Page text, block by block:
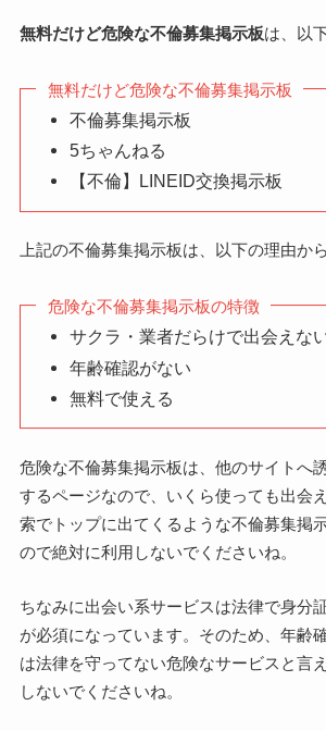
無料だけど危険な不倫募集掲示板は、以
無料だけど危険な不倫募集掲示板
不倫募集掲示板
5ちゃんねる
【不倫】LINEID交換掲示板
上記の不倫募集掲示板は、以下の理由か
危険な不倫募集掲示板の特徴
サクラ・業者だらけで出会えな
年齢確認がない
無料で使える
危険な不倫募集掲示板は、他のサイトへ
するページなので、いくら使っても出会
索でトップに出てくるような不倫募集掲
ので絶対に利用しないでくださいね。
ちなみに出会い系サービスは法律で身分
が必須になっています。そのため、年齢
は法律を守ってない危険なサービスと言
しないでくださいね。